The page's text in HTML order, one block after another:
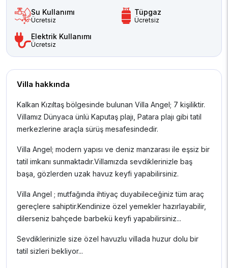
Su Kullanımı
Ücretsiz
Tüpgaz
Ücretsiz
Elektrik Kullanımı
Ücretsiz
Villa hakkında
Kalkan Kızıltaş bölgesinde bulunan Villa Angel; 7 kişiliktir.
Villamız Dünyaca ünlü Kaputaş plajı, Patara plajı gibi tatil
merkezlerine araçla sürüş mesafesindedir.
Villa Angel; modern yapısı ve deniz manzarası ile eşsiz bir
tatil imkanı sunmaktadır.Villamızda sevdiklerinizle baş
başa, gözlerden uzak havuz keyfi yapabilirsiniz.
Villa Angel ; mutfağında ihtiyaç duyabileceğiniz tüm araç
gereçlere sahiptir.Kendinize özel yemekler hazırlayabilir,
dilerseniz bahçede barbekü keyfi yapabilirsiniz...
Sevdiklerinizle size özel havuzlu villada huzur dolu bir
tatil sizleri bekliyor...